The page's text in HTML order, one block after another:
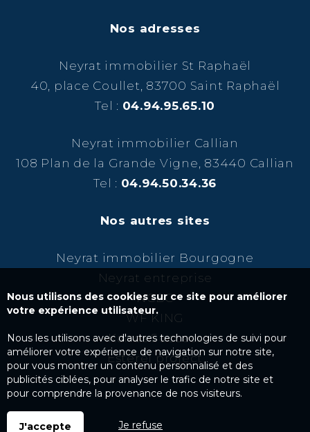
Nos adresses
Neyrat immobilier St Raphaël
40, place Coullet, 83700 Saint Raphaël
Tel : 04.94.95.65.10
Neyrat immobilier Callian
108 Plan de la Grande Vigne, 83440 Callian
Tel : 04.94.50.34.36
Nos autres sites
Neyrat immobilier Bourgogne
Neyrat entreprise
NCBC
WF KING
Kairos Success
Esterel project
Nous utilisons des cookies sur ce site pour améliorer
votre expérience utilisateur.
Nous les utilisons avec d'autres technologies de suivi pour
améliorer votre expérience de navigation sur notre site,
pour vous montrer un contenu personnalisé et des
publicités ciblées, pour analyser le trafic de notre site et
pour comprendre la provenance de nos visiteurs.
J'accepte Je refuse